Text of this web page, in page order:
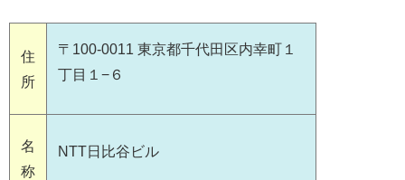
住
所
〒100-0011 東京都千代田区内幸町１
丁目１−６
名
称
NTT日比谷ビル